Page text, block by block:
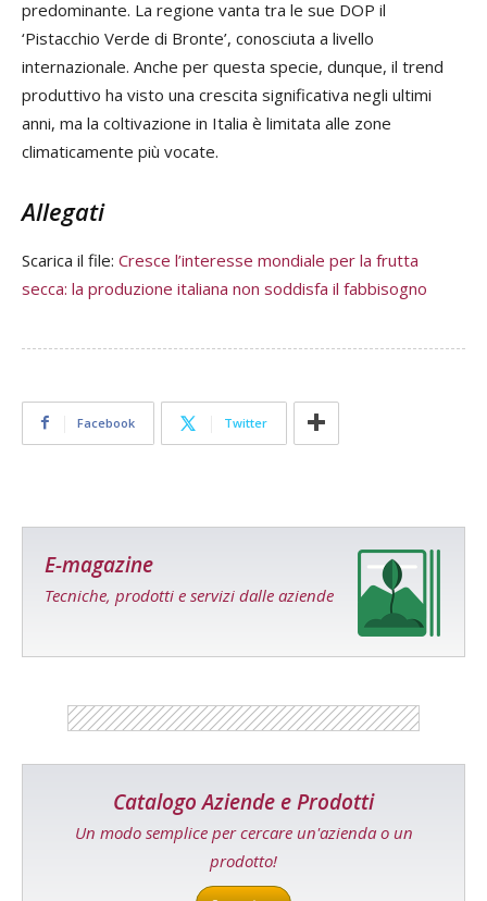
predominante. La regione vanta tra le sue DOP il
‘Pistacchio Verde di Bronte’, conosciuta a livello
internazionale. Anche per questa specie, dunque, il trend
produttivo ha visto una crescita significativa negli ultimi
anni, ma la coltivazione in Italia è limitata alle zone
climaticamente più vocate.
Allegati
Scarica il file: Cresce l’interesse mondiale per la frutta
secca: la produzione italiana non soddisfa il fabbisogno
Facebook Twitter
E-magazine
Tecniche, prodotti e servizi dalle aziende
Catalogo Aziende e Prodotti
Un modo semplice per cercare un'azienda o un
prodotto!